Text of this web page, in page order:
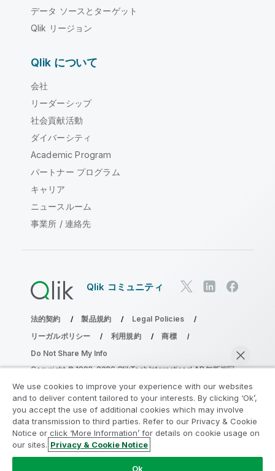
データ ソースとターゲット
Qlik リージョン
Qlik について
会社
リーダーシップ
社会貢献活動
ダイバーシティ
Academic Program
パートナー プログラム
キャリア
ニュースルーム
事業所 / 連絡先
Qlik コミュニティ
法的契約 製品規約
Legal Policies
リーガルポリシー
利用規約
商標
Do Not Share My Info
Copyright © 1993-2026 QlikTech International AB.無断複写・
分析の近代化プログラムに参加する
分析最新化プログラムにより、重要な QlikView app を危険
にさらすことなく最新化しましょう。
We use cookies to improve your experience with our websites
and to deliver content tailored to your interests. By clicking ‘Ok’,
you accept the use of additional cookies which may involve
data transmission to third parties. Refer to our Privacy & Cookie
Notice or click ‘More Information’ for details on cookie usage on
our sites. Privacy & Cookie Notice
Ok